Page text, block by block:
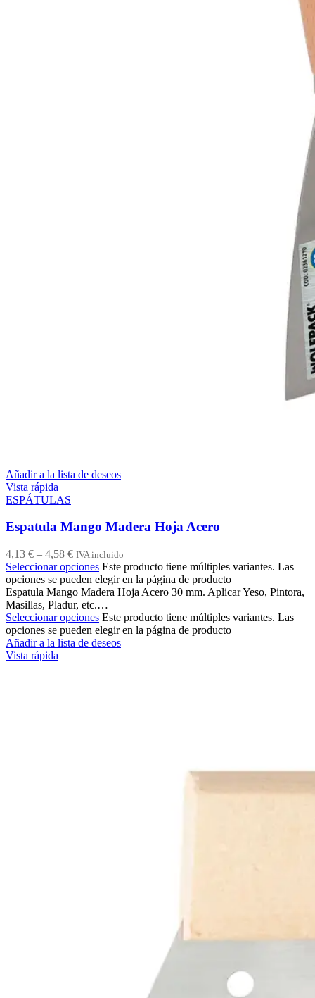
Añadir a la lista de deseos
Vista rápida
ESPÁTULAS
Espatula Mango Madera Hoja Acero
4,13 € – 4,58 € IVA incluido
Seleccionar opciones Este producto tiene múltiples variantes. Las
opciones se pueden elegir en la página de producto
Espatula Mango Madera Hoja Acero 30 mm. Aplicar Yeso, Pintora,
Masillas, Pladur, etc.…
Seleccionar opciones Este producto tiene múltiples variantes. Las
opciones se pueden elegir en la página de producto
Añadir a la lista de deseos
Vista rápida